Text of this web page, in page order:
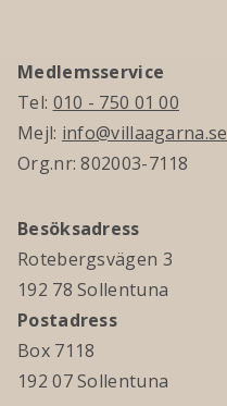
Medlemsservice
Tel: 010 - 750 01 00
Mejl: info@villaagarna.se
Org.nr: 802003-7118
Besöksadress
Rotebergsvägen 3
192 78 Sollentuna
Postadress
Box 7118
192 07 Sollentuna